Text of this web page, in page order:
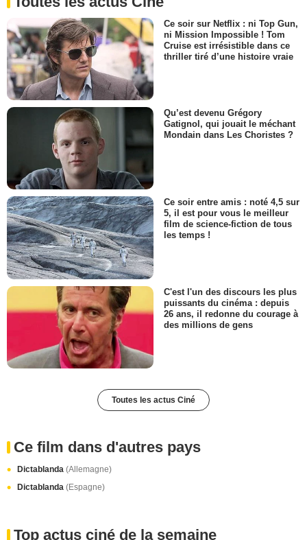
Ce soir sur Netflix : ni Top Gun,
ni Mission Impossible ! Tom
Cruise est irrésistible dans ce
thriller tiré d’une histoire vraie
Qu’est devenu Grégory
Gatignol, qui jouait le méchant
Mondain dans Les Choristes ?
Ce soir entre amis : noté 4,5 sur
5, il est pour vous le meilleur
film de science-fiction de tous
les temps !
C'est l'un des discours les plus
puissants du cinéma : depuis
26 ans, il redonne du courage à
des millions de gens
Toutes les actus Ciné
Ce film dans d'autres pays
Dictablanda (Allemagne)
Dictablanda (Espagne)
Top actus ciné de la semaine